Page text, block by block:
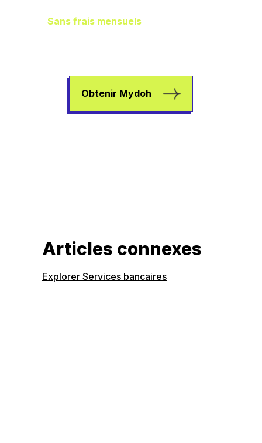
Sans frais mensuels, il vous en reste
Obtenir Mydoh
Articles connexes
Explorer Services bancaires